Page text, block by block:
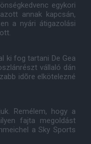
egykori
annak kapcsán,
a nyári átigazolási
ki fog tartani De Gea
vállaló dán
idõre elkötelezné
Remélem, hogy a
fajta megoldást
a Sky Sports